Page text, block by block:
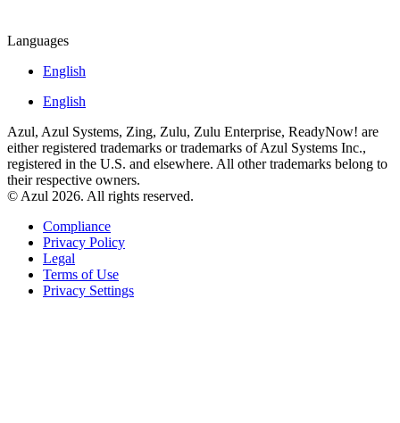
Languages
English
English
Azul, Azul Systems, Zing, Zulu, Zulu Enterprise, ReadyNow! are
either registered trademarks or trademarks of Azul Systems Inc.,
registered in the U.S. and elsewhere. All other trademarks belong to
their respective owners.
© Azul 2026. All rights reserved.
Compliance
Privacy Policy
Legal
Terms of Use
Privacy Settings